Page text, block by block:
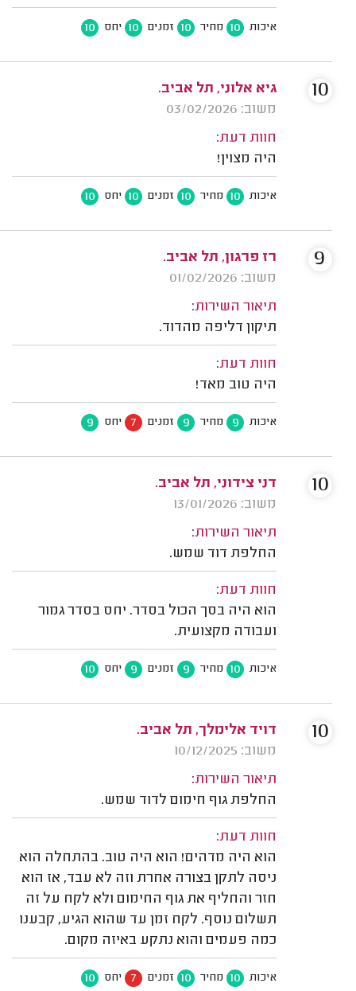
איכות 10 מחיר 10 זמנים 10 יחס 10
גיא אלוני, תל אביב.
משוב: 03/02/2026
חוות דעת:
היה מצוין!
איכות 10 מחיר 10 זמנים 10 יחס 10
10
רז פרגון, תל אביב.
משוב: 01/02/2026
תיאור השירות:
תיקון דליפה מהדוד.
חוות דעת:
היה טוב מאד!
איכות 9 מחיר 9 זמנים 7 יחס 9
9
דני צידוני, תל אביב.
משוב: 13/01/2026
תיאור השירות:
החלפת דוד שמש.
חוות דעת:
הוא היה בסך הכול בסדר. יחס בסדר גמור
ועבודה מקצועית.
איכות 10 מחיר 9 זמנים 9 יחס 10
10
דויד אלימלך, תל אביב.
משוב: 10/12/2025
תיאור השירות:
החלפת גוף חימום לדוד שמש.
חוות דעת:
הוא היה מדהים! הוא היה טוב. בהתחלה הוא
ניסה לתקן בצורה אחרת וזה לא עבד, אז הוא
חזר והחליף את גוף החימום ולא לקח על זה
תשלום נוסף. לקח זמן עד שהוא הגיע, קבענו
כמה פעמים והוא נתקע באיזה מקום.
איכות 10 מחיר 10 זמנים 7 יחס 10
10